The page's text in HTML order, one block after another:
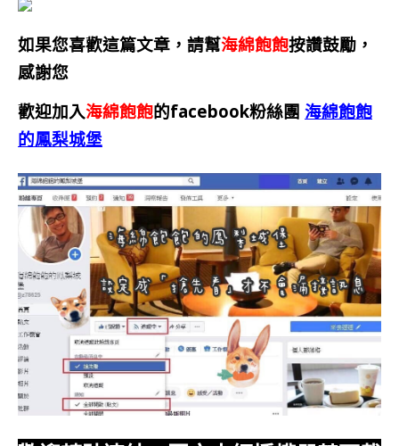
如果您喜歡這篇文章，請幫海綿飽飽按讚鼓勵，
感謝您
歡迎加入海綿飽飽的facebook粉絲團 海綿飽飽
的鳳梨城堡